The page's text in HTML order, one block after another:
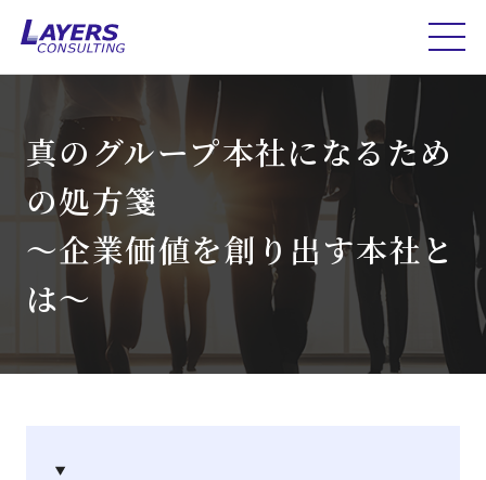
真のグループ本社になるため
の処方箋
～企業価値を創り出す本社と
は～